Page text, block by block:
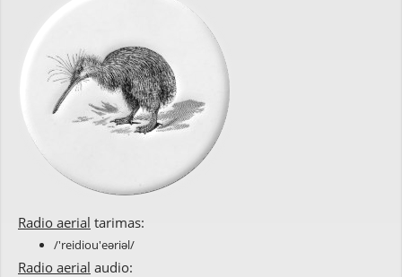
Radio aerial tarimas:
/'reidiou'eəriəl/
Radio aerial audio: